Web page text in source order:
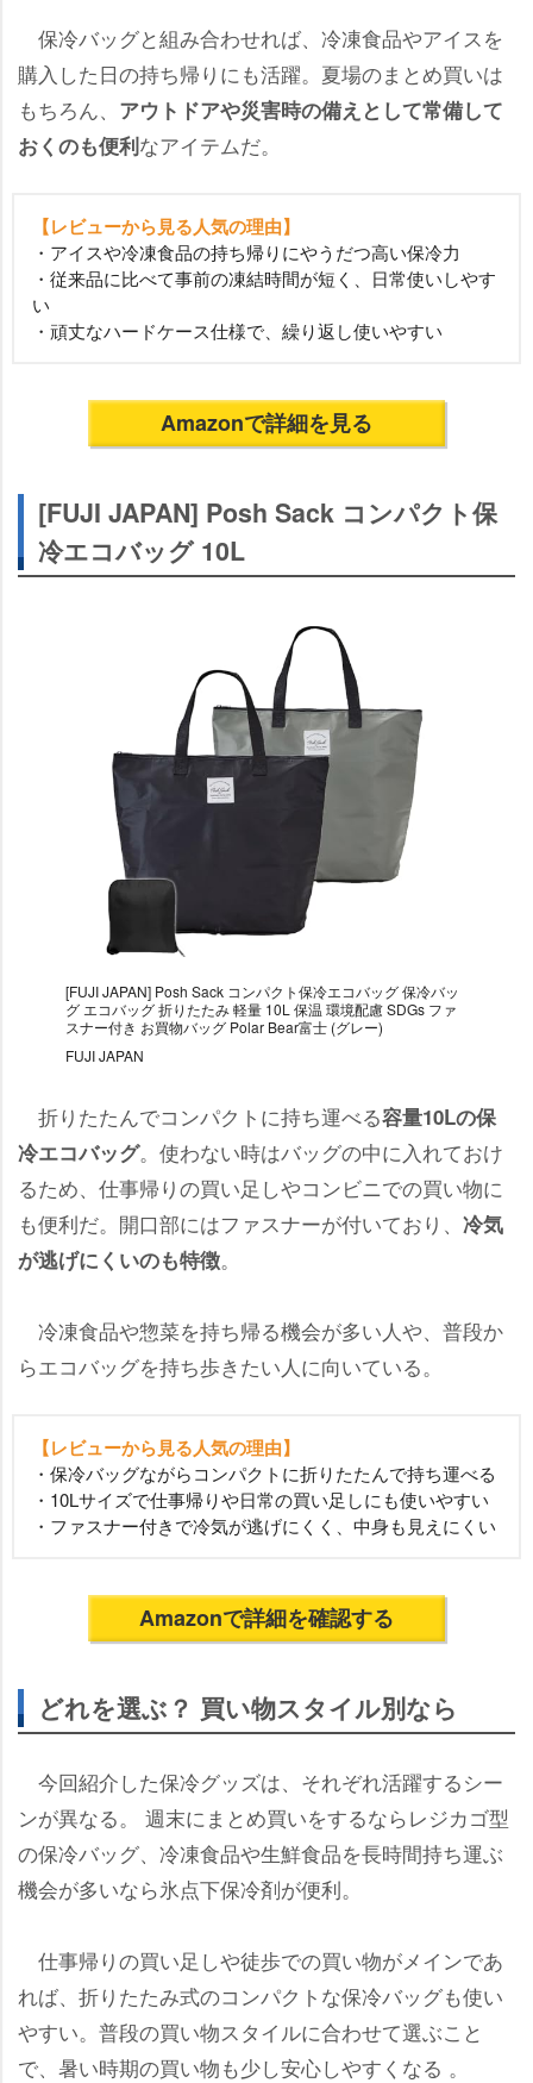
保冷バッグと組み合わせれば、冷凍食品やアイスを
購入した日の持ち帰りにも活躍。夏場のまとめ買いは
もちろん、 アウトドアや災害時の備えとして常備して
おくのも便利なアイテムだ。
【レビューから見る人気の理由】
・アイスや冷凍食品の持ち帰りにやうだつ高い保冷力
・従来品に比べて事前の凍結時間が短く、日常使いしやす
い
・頑丈なハードケース仕様で、繰り返し使いやすい
Amazonで詳細を見る
[FUJI JAPAN] Posh Sack コンパクト保
冷エコバッグ 10L
[FUJI JAPAN] Posh Sack コンパクト保冷エコバッグ 保冷バッ
グ エコバッグ 折りたたみ 軽量 10L 保温 環境配慮 SDGs ファ
スナー付き お買物バッグ Polar Bear富士 (グレー)
FUJI JAPAN
折りたたんでコンパクトに持ち運べる容量10Lの保
冷エコバッグ。使わない時はバッグの中に入れておけ
るため、仕事帰りの買い足しやコンビニでの買い物に
も便利だ。開口部にはファスナーが付いており、 冷気
が逃げにくいのも特徴。
冷凍食品や惣菜を持ち帰る機会が多い人や、普段か
らエコバッグを持ち歩きたい人に向いている。
【レビューから見る人気の理由】
・保冷バッグながらコンパクトに折りたたんで持ち運べる
・10Lサイズで仕事帰りや日常の買い足しにも使いやすい
・ファスナー付きで冷気が逃げにくく、中身も見えにくい
Amazonで詳細を確認する
どれを選ぶ？ 買い物スタイル別なら
今回紹介した保冷グッズは、それぞれ活躍するシー
ンが異なる。 週末にまとめ買いをするならレジカゴ型
の保冷バッグ、冷凍食品や生鮮食品を長時間持ち運ぶ
機会が多いなら氷点下保冷剤が便利。
仕事帰りの買い足しや徒歩での買い物がメインであ
れば、折りたたみ式のコンパクトな保冷バッグも使い
すい。普段の買い物スタイルに合わせて選ぶこと
で、暑い時期の買い物も少し安心しやすくなる 。